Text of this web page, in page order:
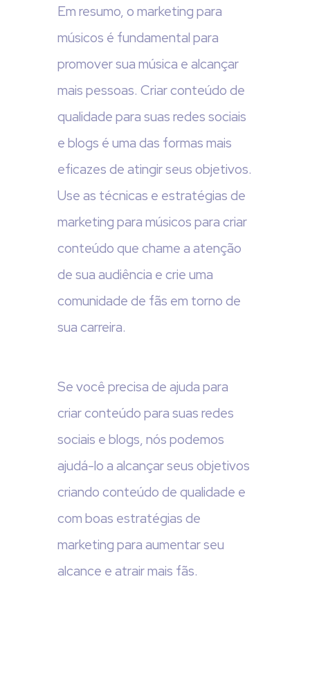
Em resumo, o marketing para
músicos é fundamental para
promover sua música e alcançar
mais pessoas. Criar conteúdo de
qualidade para suas redes sociais
e blogs é uma das formas mais
eficazes de atingir seus objetivos.
Use as técnicas e estratégias de
marketing para músicos para criar
conteúdo que chame a atenção
de sua audiência e crie uma
comunidade de fãs em torno de
sua carreira.
Se você precisa de ajuda para
criar conteúdo para suas redes
sociais e blogs, nós podemos
ajudá-lo a alcançar seus objetivos
criando conteúdo de qualidade e
com boas estratégias de
marketing para aumentar seu
alcance e atrair mais fãs.